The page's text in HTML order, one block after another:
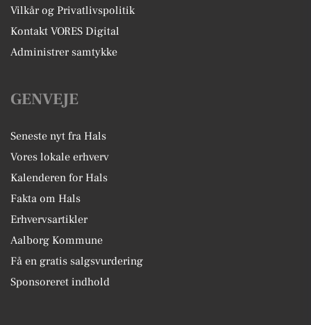
Vilkår og Privatlivspolitik
Kontakt VORES Digital
Administrer samtykke
GENVEJE
Seneste nyt fra Hals
Vores lokale erhverv
Kalenderen for Hals
Fakta om Hals
Erhvervsartikler
Aalborg Kommune
Få en gratis salgsvurdering
Sponsoreret indhold